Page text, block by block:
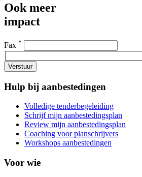
Ook meer
impact
Fax *
Verstuur
Hulp bij aanbestedingen
Volledige tenderbegeleiding
Schrijf mijn aanbestedingsplan
Review mijn aanbestedingsplan
Coaching voor planschrijvers
Workshops aanbestedingen
Voor wie